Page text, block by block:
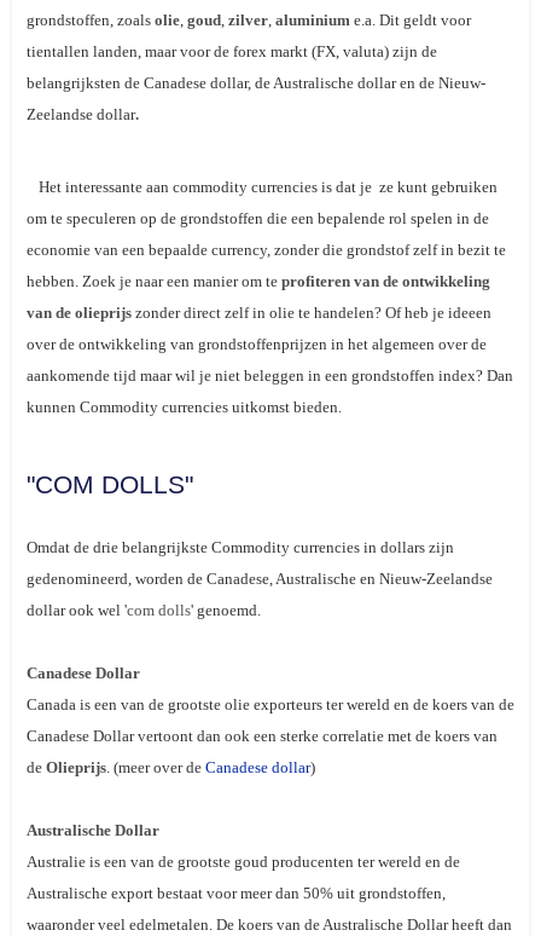
grondstoffen, zoals olie, goud, zilver, aluminium e.a. Dit geldt voor
tientallen landen, maar voor de forex markt (FX, valuta) zijn de
belangrijksten de Canadese dollar, de Australische dollar en de Nieuw-
Zeelandse dollar.
Het interessante aan commodity currencies is dat je ze kunt gebruiken
om te speculeren op de grondstoffen die een bepalende rol spelen in de
economie van een bepaalde currency, zonder die grondstof zelf in bezit te
hebben. Zoek je naar een manier om te profiteren van de ontwikkeling
van de olieprijs zonder direct zelf in olie te handelen? Of heb je ideeen
over de ontwikkeling van grondstoffenprijzen in het algemeen over de
aankomende tijd maar wil je niet beleggen in een grondstoffen index? Dan
kunnen Commodity currencies uitkomst bieden.
"COM DOLLS"
Omdat de drie belangrijkste Commodity currencies in dollars zijn
gedenomineerd, worden de Canadese, Australische en Nieuw-Zeelandse
dollar ook wel 'com dolls' genoemd.
Canadese Dollar
Canada is een van de grootste olie exporteurs ter wereld en de koers van de
Canadese Dollar vertoont dan ook een sterke correlatie met de koers van
de Olieprijs. (meer over de Canadese dollar)
Australische Dollar
Australie is een van de grootste goud producenten ter wereld en de
Australische export bestaat voor meer dan 50% uit grondstoffen,
waaronder veel edelmetalen. De koers van de Australische Dollar heeft dan